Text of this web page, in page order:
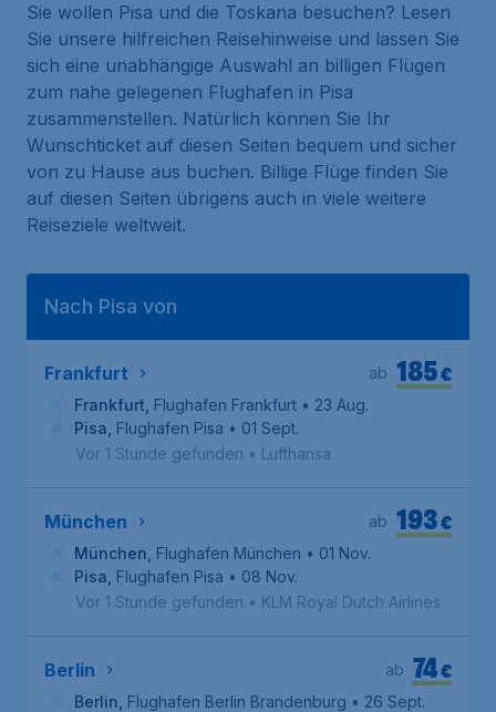
Sie wollen Pisa und die Toskana besuchen? Lesen
Sie unsere hilfreichen Reisehinweise und lassen Sie
sich eine unabhängige Auswahl an billigen Flügen
zum nahe gelegenen Flughafen in Pisa
zusammenstellen. Natürlich können Sie Ihr
Wunschticket auf diesen Seiten bequem und sicher
von zu Hause aus buchen. Billige Flüge finden Sie
auf diesen Seiten übrigens auch in viele weitere
Reiseziele weltweit.
Nach Pisa von
Frankfurt €
185
ab
Frankfurt Flughafen Frankfurt • 23 Aug.
Pisa Flughafen Pisa • 01 Sept.
Vor 1 Stunde gefunden • Lufthansa
München €
193
ab
München Flughafen München • 01 Nov.
Pisa Flughafen Pisa • 08 Nov.
Vor 1 Stunde gefunden • KLM Royal Dutch Airlines
Berlin €
74
ab
Berlin Flughafen Berlin Brandenburg • 26 Sept.